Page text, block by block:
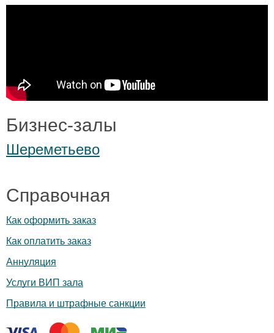
Бизнес-залы
Шереметьево
Справочная
Как оформить заказ
Как оплатить заказ
Аннуляция
Услуги ВИП зала
Правила и штрафные санкции